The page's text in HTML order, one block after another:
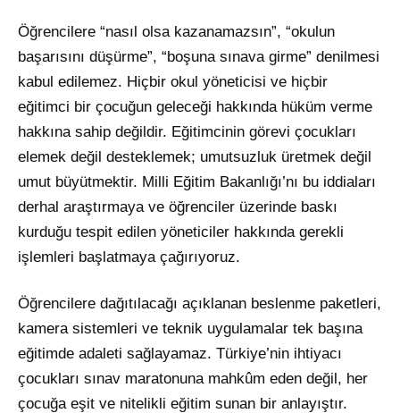
Öğrencilere “nasıl olsa kazanamazsın”, “okulun
başarısını düşürme”, “boşuna sınava girme” denilmesi
kabul edilemez. Hiçbir okul yöneticisi ve hiçbir
eğitimci bir çocuğun geleceği hakkında hüküm verme
hakkına sahip değildir. Eğitimcinin görevi çocukları
elemek değil desteklemek; umutsuzluk üretmek değil
umut büyütmektir. Milli Eğitim Bakanlığı’nı bu iddiaları
derhal araştırmaya ve öğrenciler üzerinde baskı
kurduğu tespit edilen yöneticiler hakkında gerekli
işlemleri başlatmaya çağırıyoruz.
Öğrencilere dağıtılacağı açıklanan beslenme paketleri,
kamera sistemleri ve teknik uygulamalar tek başına
eğitimde adaleti sağlayamaz. Türkiye’nin ihtiyacı
çocukları sınav maratonuna mahkûm eden değil, her
çocuğa eşit ve nitelikli eğitim sunan bir anlayıştır.